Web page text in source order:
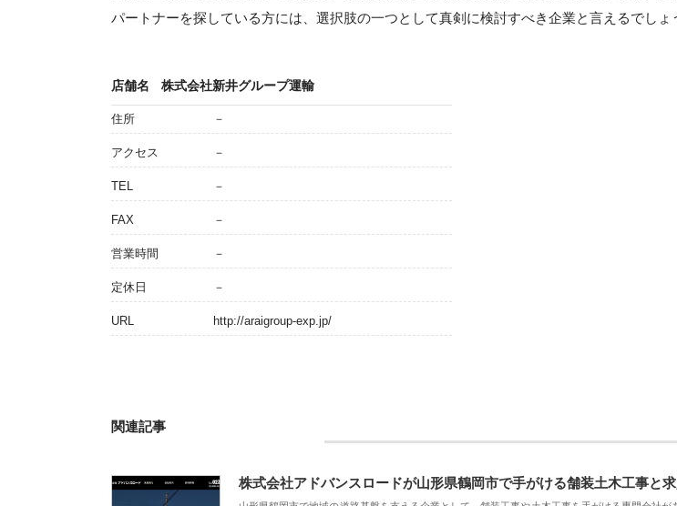
パートナーを探している方には、選択肢の一つとして真剣に検討すべき企業と言えるでしょ
店舗名 株式会社新井グループ運輸
住所 －
アクセス －
TEL －
FAX －
営業時間 －
定休日 －
URL http://araigroup-exp.jp/
関連記事
株式会社アドバンスロードが山形県鶴岡市で手がける舗装土木工事と